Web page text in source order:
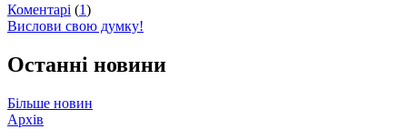
Коментарі (1)
Вислови свою думку!
Останні новини
Більше новин
Архів